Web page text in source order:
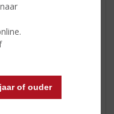
of ouder
Daarnaast
als krokante
ananas en
drop. Een warme en
van geroosterde